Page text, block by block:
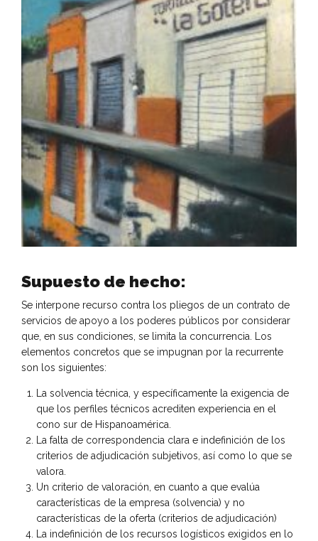
Supuesto de hecho:
Se interpone recurso contra los pliegos de un contrato de
servicios de apoyo a los poderes públicos por considerar
que, en sus condiciones, se limita la concurrencia. Los
elementos concretos que se impugnan por la recurrente
son los siguientes:
La solvencia técnica, y específicamente la exigencia de
que los perfiles técnicos acrediten experiencia en el
cono sur de Hispanoamérica.
La falta de correspondencia clara e indefinición de los
criterios de adjudicación subjetivos, así como lo que se
valora.
Un criterio de valoración, en cuanto a que evalúa
características de la empresa (solvencia) y no
características de la oferta (criterios de adjudicación)
La indefinición de los recursos logísticos exigidos en lo